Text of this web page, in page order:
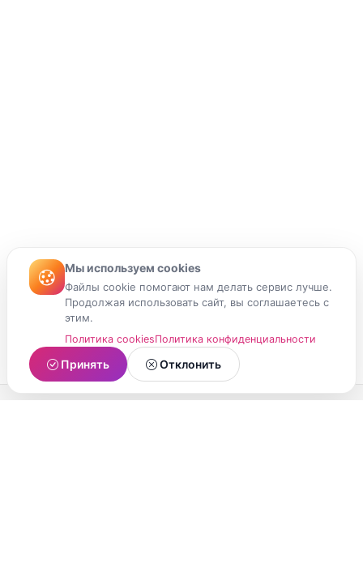
Мы используем cookies
Файлы cookie помогают нам делать сервис лучше.
Продолжая использовать сайт, вы соглашаетесь с
этим.
Политика cookiesПолитика конфиденциальности
Принять Отклонить